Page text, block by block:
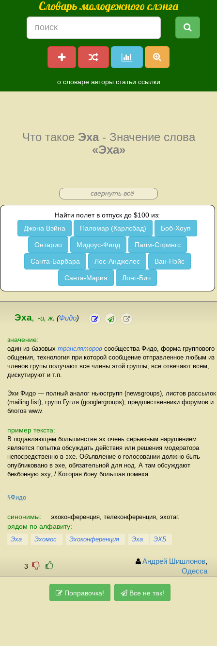
Словарь молодежного слэнга
о словаре авторы статьи ссылки
Что такое Эха- Значение слова
«Эха»
свернуть всё
Найти полет в отпуск до $100 из:
Джона Вэйна
Паломар (Карлсбад) Боб-Хоуп
Онтарио Мидоус-Филд Палм-Спрингс
Санта-Барбара Лос-Анджелес Ван-Нэйс
Санта-Мария Лонг-Бич
Эха, -и, ж. (Фидо)
значение:
один из базовых трансляторов сообщества Фидо, форма группового
общения, технология при которой сообщение отправленное любым из
членов групы получают все члены этой группы, все отвечают всем,
дискутируют и т.п.
Эхи Фидо — полный аналог ньюсгрупп (newsgroups), листов рассылок
(mailing list), групп Гугля (googlergroups); предшественники форумов и
блогов www.
пример текста:
В подавляющем большинстве эх очень серьезным нарушением
является попытка обсуждать действия или решения модератора
непосредственно в эхе. Объявление о голосовании должно быть
опубликовано в эхе, обязательной для нод. А там обсyждают
бекбоннyю эхy, / Котоpая бонy большая помеха.
#Фидо
синонимы: эхоконференция, телеконференция, эхотаг.
рядом по алфавиту:
Эха Эхомос Эхоконференция Эха ЭХБ
3
Андрей Шишлонов,
Одесса
Поправочка! Все не так!